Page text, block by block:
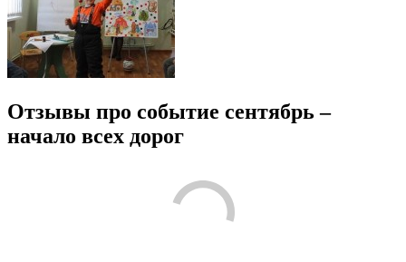
Отзывы про событие сентябрь –
начало всех дорог